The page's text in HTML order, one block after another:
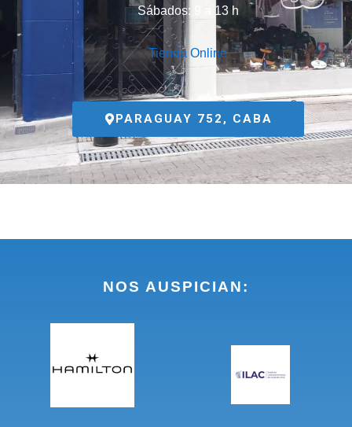
Sábados: 9 a 13 h
Tienda Online
PARAGUAY 752, CABA
NOS AUSPICIAN: